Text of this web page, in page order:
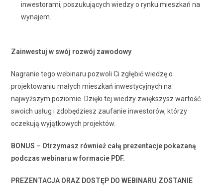
inwestorami, poszukujących wiedzy o rynku mieszkań na
wynajem.
Zainwestuj w swój rozwój zawodowy
Nagranie tego webinaru pozwoli Ci zgłębić wiedzę o
projektowaniu małych mieszkań inwestycyjnych na
najwyższym poziomie. Dzięki tej wiedzy zwiększysz wartość
swoich usług i zdobędziesz zaufanie inwestorów, którzy
oczekują wyjątkowych projektów.
BONUS – Otrzymasz również całą prezentacje pokazaną
podczas webinaru w formacie PDF.
PREZENTACJA ORAZ DOSTĘP DO WEBINARU ZOSTANIE